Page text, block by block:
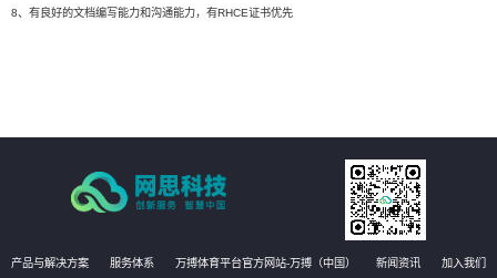
8、有良好的文档编写能力和沟通能力，有RHCE证书优先
产品与解决方案 服务体系 万搏体育平台官方网站-万搏（中国） 新闻资讯 加入我们